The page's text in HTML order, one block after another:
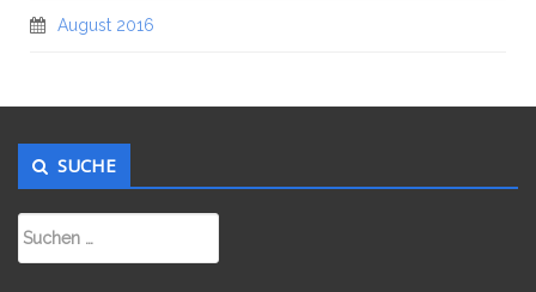
August 2016
SUCHE